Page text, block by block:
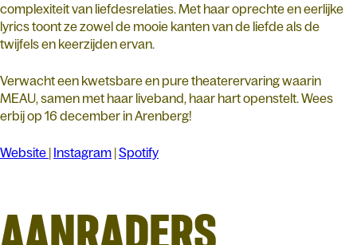
complexiteit van liefdesrelaties. Met haar oprechte en eerlijke
lyrics toont ze zowel de mooie kanten van de liefde als de
twijfels en keerzijden ervan.
Verwacht een kwetsbare en pure theaterervaring waarin
MEAU, samen met haar liveband, haar hart openstelt. Wees
erbij op 16 december in Arenberg!
Website | Instagram |Spotify
AANRADERS